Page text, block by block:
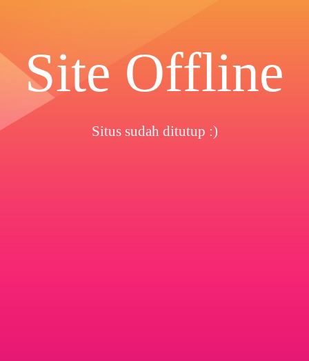
Site Offline
Situs sudah ditutup :)